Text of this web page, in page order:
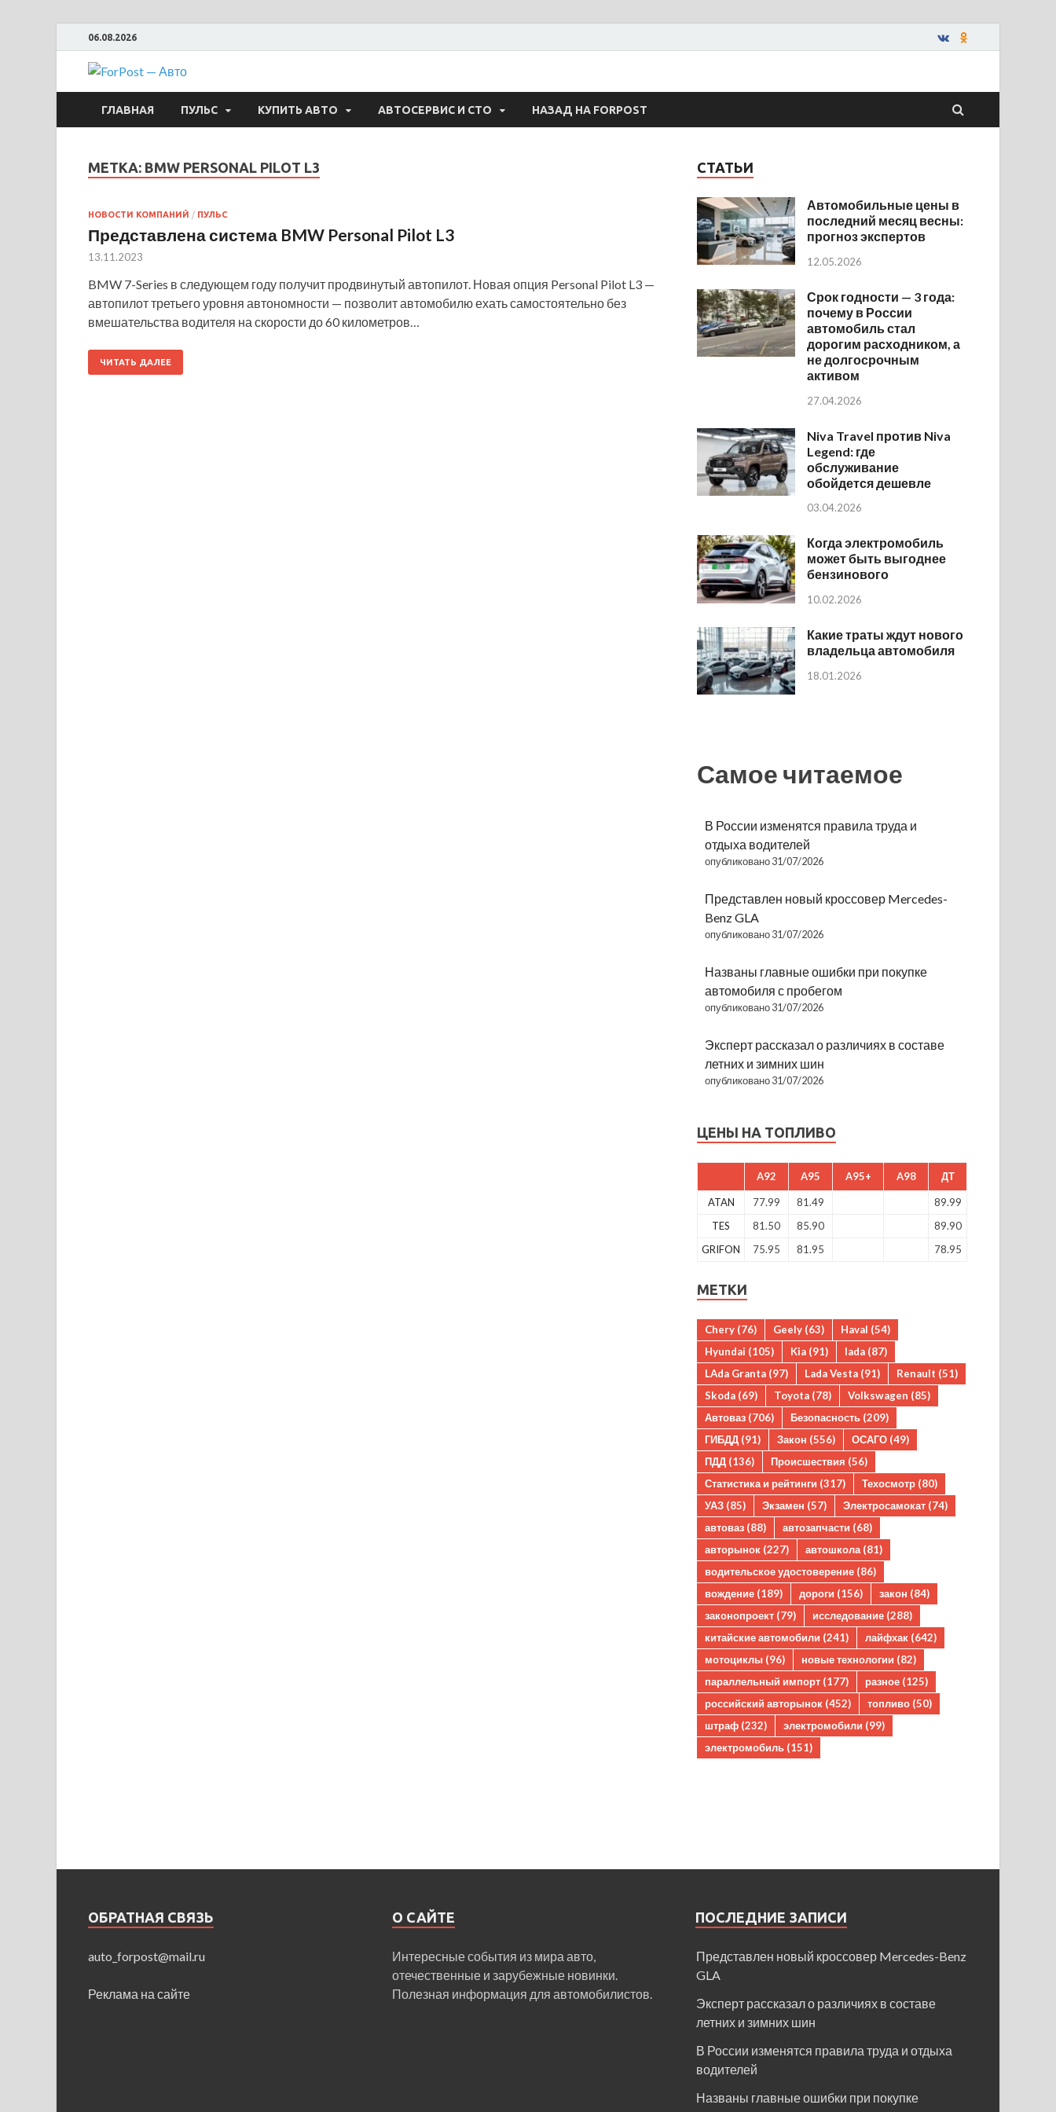
06.08.2026
ForPost — Авто
ГЛАВНАЯ ПУЛЬС КУПИТЬ АВТО АВТОСЕРВИС И СТО НАЗАД НА FORPOST
МЕТКА: BMW PERSONAL PILOT L3
НОВОСТИ КОМПАНИЙ / ПУЛЬС
Представлена система BMW Personal Pilot L3
13.11.2023
BMW 7-Series в следующем году получит продвинутый автопилот. Новая опция Personal Pilot L3 —
автопилот третьего уровня автономности — позволит автомобилю ехать самостоятельно без
вмешательства водителя на скорости до 60 километров…
ЧИТАТЬ ДАЛЕЕ
СТАТЬИ
Автомобильные цены в
последний месяц весны:
прогноз экспертов
12.05.2026
Срок годности — 3 года:
почему в России
автомобиль стал
дорогим расходником, а
не долгосрочным
активом
27.04.2026
Niva Travel против Niva
Legend: где
обслуживание
обойдется дешевле
03.04.2026
Когда электромобиль
может быть выгоднее
бензинового
10.02.2026
Какие траты ждут нового
владельца автомобиля
18.01.2026
Самое читаемое
В России изменятся правила труда и
отдыха водителей
опубликовано 31/07/2026
Представлен новый кроссовер Mercedes-
Benz GLA
опубликовано 31/07/2026
Названы главные ошибки при покупке
автомобиля с пробегом
опубликовано 31/07/2026
Эксперт рассказал о различиях в составе
летних и зимних шин
опубликовано 31/07/2026
ЦЕНЫ НА ТОПЛИВО
A92 A95 A95+ A98 ДТ
ATAN 77.99 81.49
89.99
TES
81.50 85.90
89.90
GRIFON
75.95 81.95 78.95
МЕТКИ
Chery (76) Geely (63) Haval (54)
Hyundai (105) Kia (91) lada (87)
LAda Granta (97) Lada Vesta (91) Renault (51)
Skoda (69) Toyota (78) Volkswagen (85)
Автоваз (706) Безопасность (209)
ГИБДД (91) Закон (556) ОСАГО (49)
ПДД (136) Происшествия (56)
Статистика и рейтинги (317) Техосмотр (80)
УАЗ (85) Экзамен (57) Электросамокат (74)
автоваз (88) автозапчасти (68)
авторынок (227) автошкола (81)
водительское удостоверение (86)
вождение (189) дороги (156) закон (84)
законопроект (79) исследование (288)
китайские автомобили (241) лайфхак (642)
мотоциклы (96) новые технологии (82)
параллельный импорт (177) разное (125)
российский авторынок (452) топливо (50)
штраф (232) электромобили (99)
электромобиль (151)
ОБРАТНАЯ СВЯЗЬ
auto_forpost@mail.ru
Реклама на сайте
О САЙТЕ
Интересные события из мира авто,
отечественные и зарубежные новинки.
Полезная информация для автомобилистов.
ПОСЛЕДНИЕ ЗАПИСИ
Представлен новый кроссовер Mercedes-Benz
GLA
Эксперт рассказал о различиях в составе
летних и зимних шин
В России изменятся правила труда и отдыха
водителей
Названы главные ошибки при покупке